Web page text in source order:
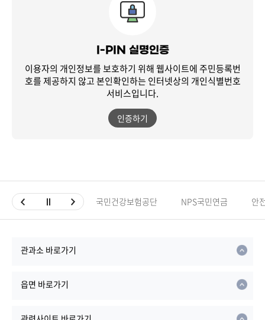
I-PIN 실명인증
이용자의 개인정보를 보호하기 위해 웹사이트에 주민등록번
호를 제공하지 않고본인확인하는 인터넷상의 개인식별번호
서비스입니다.
인증하기
국민건강보험공단 NPS국민연금 안
관과소 바로가기
읍면 바로가기